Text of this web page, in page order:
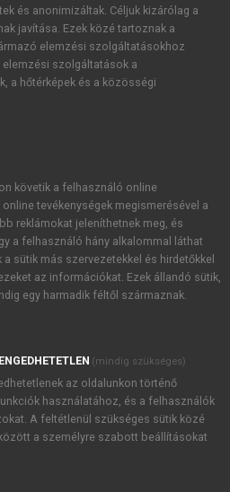
újdonságairól, akcióiról.
Kiadó Zrt. újdonságairól,
foglaltakat tudomásul
feltételeket, valamint a szotar.netés a
foglaltakat
és anonimizáltak. Céljuk kizárólag a
javítása. Ezek közé tartoznak a
elemzési szolgáltatásokhoz
szolgáltatások a
a hőtérképek és a közösségi
követik a felhasználó online
tevékenységek megismerésével a
reklámokat jeleníthetnek meg, és
a felhasználó hány alkalommal láthat
a sütik más szervezetekkel és hirdetőkkel
az információkat. Ezek állandó sütik,
egy harmadik féltől származnak.
(mindig szükséges)
az oldalunkon történő
használatához, és a felhasználók
A feltétlenül szükséges sütik közé
a személyre szabott beállításokat